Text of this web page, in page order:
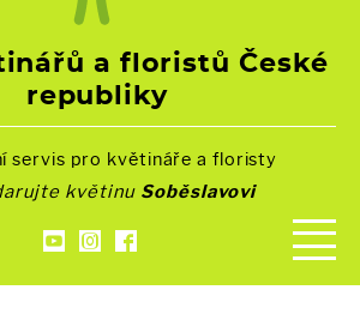
a floristů České
republiky
servis pro květináře a floristy
květinu Soběslavovi